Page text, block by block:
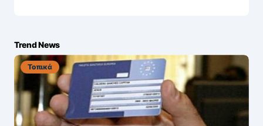
Trend News
Τοπικά